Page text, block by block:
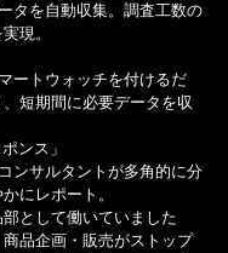
タを自動収集。調査工数の
現。
ートウォッチを付けるだ
短期間に必要データを収
ンス」
ンサルタントが多角的に分
にレポート。
として働いていました
品企画・販売がストップ